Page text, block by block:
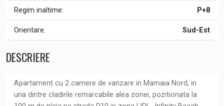
Regim inaltime: P+8
Orientare: Sud-Est
DESCRIERE
Apartament cu 2 camere de vanzare in Mamaia Nord, in
una dintre cladirile remarcabile alea zonei, pozitionata la